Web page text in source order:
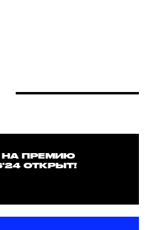
НА ПРЕМИЮ
ОТКРЫТ!